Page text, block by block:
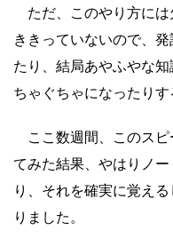
ただ、このやり方には
ききっていないので、
たり、結局あやふやな
ちゃぐちゃになったりす
ここ数週間、このスピ
てみた結果、やはりノ
り、それを確実に覚え
りました。